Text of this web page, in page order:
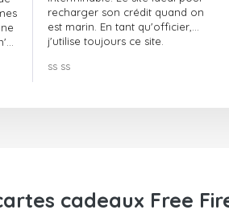
recharger son crédit quand on
est marin. En tant qu'officier,
j'utilise toujours ce site.
ss ss
cadeaux Free